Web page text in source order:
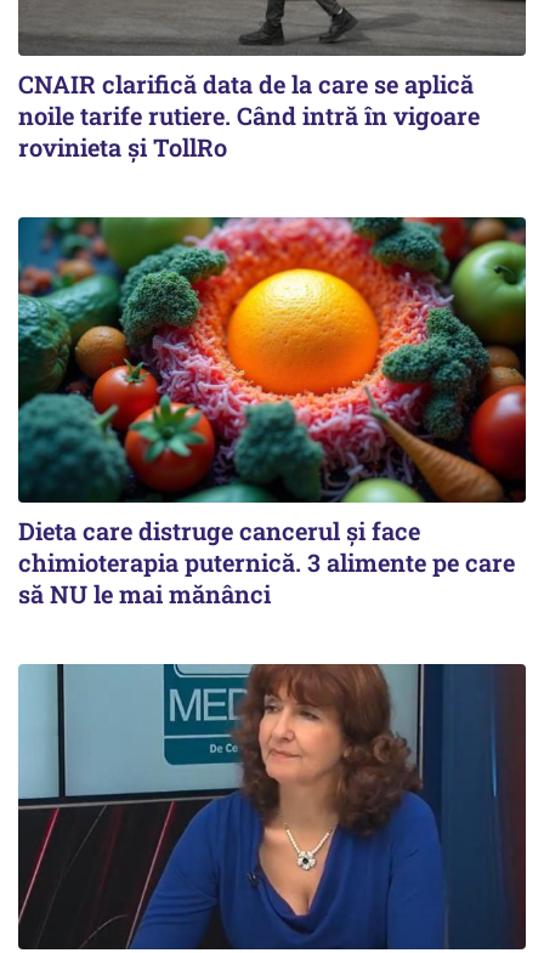
CNAIR clarifică data de la care se aplică
noile tarife rutiere. Când intră în vigoare
rovinieta și TollRo
Dieta care distruge cancerul și face
chimioterapia puternică. 3 alimente pe care
să NU le mai mănânci